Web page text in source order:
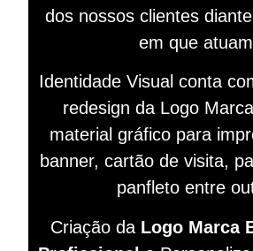
dos nossos clientes
em que
Identidade Visual conta
redesign da Logo
material gráfico para
banner, cartão de visita,
panfleto entre
Criação da Logo Marca